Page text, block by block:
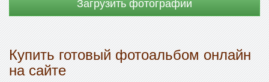
Купить готовый фотоальбом онлайн
на сайте